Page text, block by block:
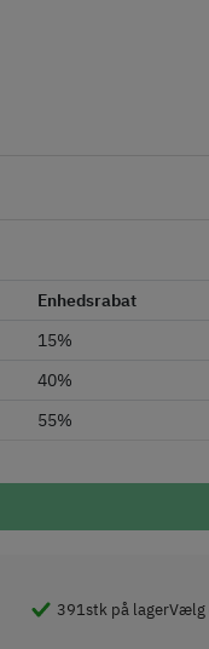
Enhedsrabat
15%
40%
55%
391stk på lagerVælg